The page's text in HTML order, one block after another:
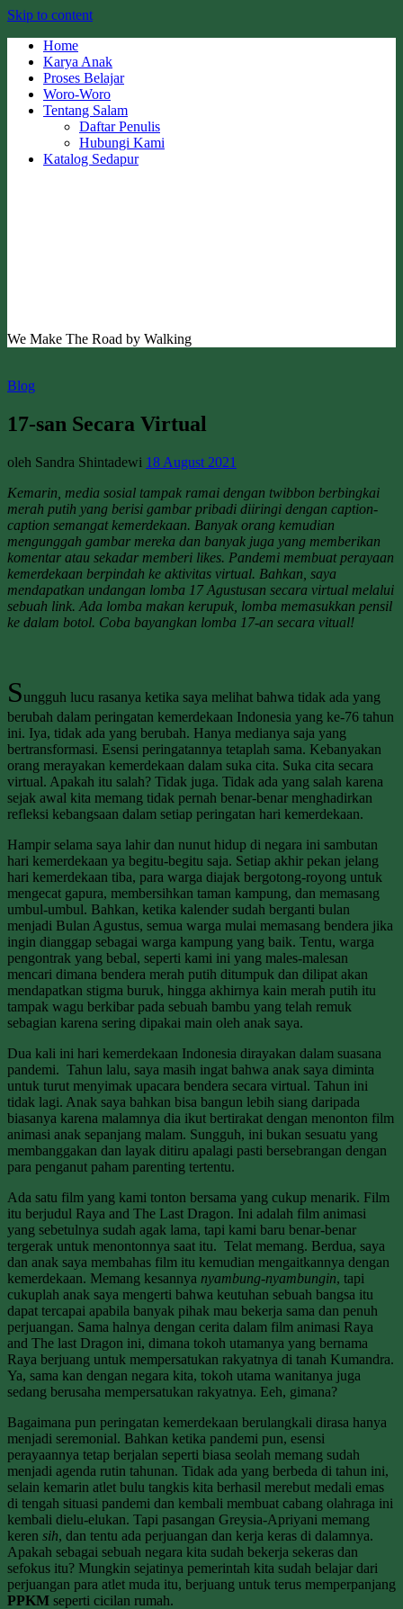
Skip to content
Home
Karya Anak
Proses Belajar
Woro-Woro
Tentang Salam
Daftar Penulis
Hubungi Kami
Katalog Sedapur
We Make The Road by Walking
Blog
17-san Secara Virtual
oleh Sandra Shintadewi 18 August 2021
Kemarin, media sosial tampak ramai dengan twibbon berbingkai
merah putih yang berisi gambar pribadi diiringi dengan caption-
caption semangat kemerdekaan. Banyak orang kemudian
mengunggah gambar mereka dan banyak juga yang memberikan
komentar atau sekadar memberi likes. Pandemi membuat perayaan
kemerdekaan berpindah ke aktivitas virtual. Bahkan, saya
mendapatkan undangan lomba 17 Agustusan secara virtual melalui
sebuah link. Ada lomba makan kerupuk, lomba memasukkan pensil
ke dalam botol. Coba bayangkan lomba 17-an secara vitual!
Sungguh lucu rasanya ketika saya melihat bahwa tidak ada yang
berubah dalam peringatan kemerdekaan Indonesia yang ke-76 tahun
ini. Iya, tidak ada yang berubah. Hanya medianya saja yang
bertransformasi. Esensi peringatannya tetaplah sama. Kebanyakan
orang merayakan kemerdekaan dalam suka cita. Suka cita secara
virtual. Apakah itu salah? Tidak juga. Tidak ada yang salah karena
sejak awal kita memang tidak pernah benar-benar menghadirkan
refleksi kebangsaan dalam setiap peringatan hari kemerdekaan.
Hampir selama saya lahir dan nunut hidup di negara ini sambutan
hari kemerdekaan ya begitu-begitu saja. Setiap akhir pekan jelang
hari kemerdekaan tiba, para warga diajak bergotong-royong untuk
mengecat gapura, membersihkan taman kampung, dan memasang
umbul-umbul. Bahkan, ketika kalender sudah berganti bulan
menjadi Bulan Agustus, semua warga mulai memasang bendera jika
ingin dianggap sebagai warga kampung yang baik. Tentu, warga
pengontrak yang bebal, seperti kami ini yang males-malesan
mencari dimana bendera merah putih ditumpuk dan dilipat akan
mendapatkan stigma buruk, hingga akhirnya kain merah putih itu
tampak wagu berkibar pada sebuah bambu yang telah remuk
sebagian karena sering dipakai main oleh anak saya.
Dua kali ini hari kemerdekaan Indonesia dirayakan dalam suasana
pandemi. Tahun lalu, saya masih ingat bahwa anak saya diminta
untuk turut menyimak upacara bendera secara virtual. Tahun ini
tidak lagi. Anak saya bahkan bisa bangun lebih siang daripada
biasanya karena malamnya dia ikut bertirakat dengan menonton film
animasi anak sepanjang malam. Sungguh, ini bukan sesuatu yang
membanggakan dan layak ditiru apalagi pasti bersebrangan dengan
para penganut paham parenting tertentu.
Ada satu film yang kami tonton bersama yang cukup menarik. Film
itu berjudul Raya and The Last Dragon. Ini adalah film animasi
yang sebetulnya sudah agak lama, tapi kami baru benar-benar
tergerak untuk menontonnya saat itu. Telat memang. Berdua, saya
dan anak saya membahas film itu kemudian mengaitkannya dengan
kemerdekaan. Memang kesannya nyambung-nyambungin, tapi
cukuplah anak saya mengerti bahwa keutuhan sebuah bangsa itu
dapat tercapai apabila banyak pihak mau bekerja sama dan penuh
perjuangan. Sama halnya dengan cerita dalam film animasi Raya
and The last Dragon ini, dimana tokoh utamanya yang bernama
Raya berjuang untuk mempersatukan rakyatnya di tanah Kumandra.
Ya, sama kan dengan negara kita, tokoh utama wanitanya juga
sedang berusaha mempersatukan rakyatnya. Eeh, gimana?
Bagaimana pun peringatan kemerdekaan berulangkali dirasa hanya
menjadi seremonial. Bahkan ketika pandemi pun, esensi
perayaannya tetap berjalan seperti biasa seolah memang sudah
menjadi agenda rutin tahunan. Tidak ada yang berbeda di tahun ini,
selain kemarin atlet bulu tangkis kita berhasil merebut medali emas
di tengah situasi pandemi dan kembali membuat cabang olahraga ini
kembali dielu-elukan. Tapi pasangan Greysia-Apriyani memang
keren sih, dan tentu ada perjuangan dan kerja keras di dalamnya.
Apakah sebagai sebuah negara kita sudah bekerja sekeras dan
sefokus itu? Mungkin sejatinya pemerintah kita sudah belajar dari
perjuangan para atlet muda itu, berjuang untuk terus memperpanjang
PPKM seperti cicilan rumah.